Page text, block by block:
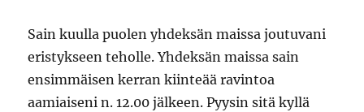
Sain kuulla puolen yhdeksän maissa joutuvani
eristykseen teholle. Yhdeksän maissa sain
ensimmäisen kerran kiinteää ravintoa
aamiaiseni n. 12.00 jälkeen. Pyysin sitä kyllä